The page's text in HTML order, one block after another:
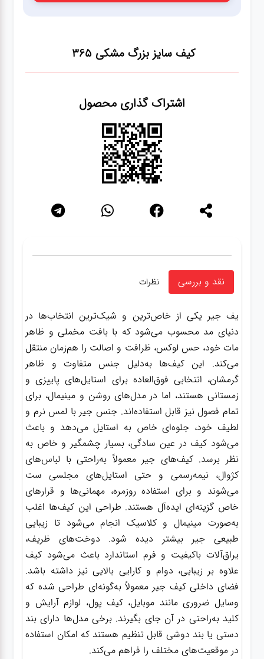
کیف سایز بزرگ مشکی 365
اشتراک گذاری محصول
نقد و بررسی نظرات
یف جیر یکی از خاص‌ترین و شیک‌ترین انتخاب‌ها در
دنیای مد محسوب می‌شود که با بافت مخملی و ظاهر
مات خود، حس لوکس، ظرافت و اصالت را هم‌زمان منتقل
می‌کند. این کیف‌ها به‌دلیل جنس متفاوت و ظاهر
گرمشان، انتخابی فوق‌العاده برای استایل‌های پاییزی و
زمستانی هستند، اما در مدل‌های روشن و مینیمال، برای
تمام فصول نیز قابل استفاده‌اند. جنس جیر با لمس نرم و
لطیف خود، جلوه‌ای خاص به استایل می‌دهد و باعث
می‌شود کیف در عین سادگی، بسیار چشمگیر و خاص به
نظر برسد. کیف‌های جیر معمولاً به‌راحتی با لباس‌های
کژوال، نیمه‌رسمی و حتی استایل‌های مجلسی ست
می‌شوند و برای استفاده روزمره، مهمانی‌ها و قرارهای
خاص گزینه‌ای ایده‌آل هستند. طراحی این کیف‌ها اغلب
به‌صورت مینیمال و کلاسیک انجام می‌شود تا زیبایی
طبیعی جیر بیشتر دیده شود. دوخت‌های ظریف،
یراق‌آلات باکیفیت و فرم استاندارد باعث می‌شود کیف
علاوه بر زیبایی، دوام و کارایی بالایی نیز داشته باشد.
فضای داخلی کیف جیر معمولاً به‌گونه‌ای طراحی شده که
وسایل ضروری مانند موبایل، کیف پول، لوازم آرایش و
کلید به‌راحتی در آن جای بگیرند. برخی مدل‌ها دارای بند
دستی یا بند دوشی قابل تنظیم هستند که امکان استفاده
در موقعیت‌های مختلف را فراهم می‌کند.